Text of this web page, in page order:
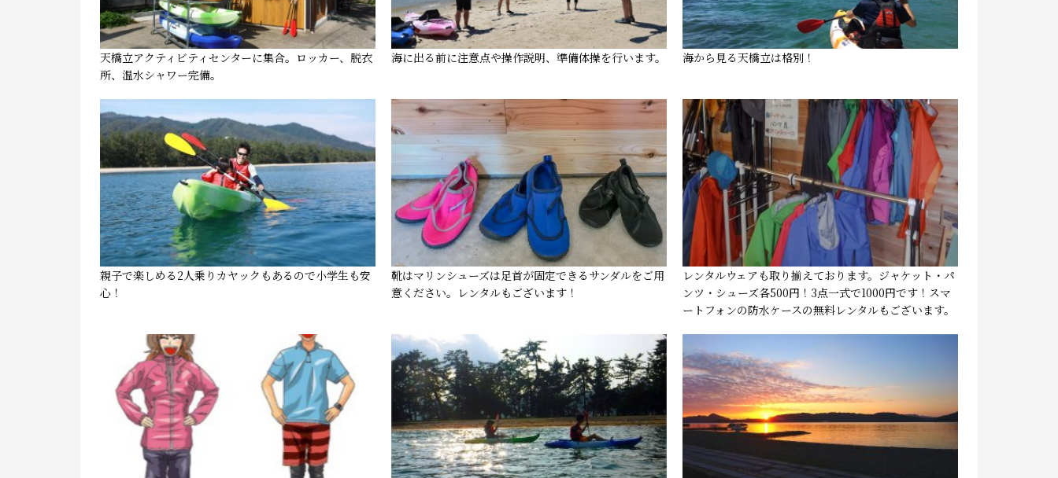
天橋立アクティビティセンターに集合。ロッカー、脱衣
所、温水シャワー完備。
海に出る前に注意点や操作説明、準備体操を行います。 海から見る天橋立は格別！
親子で楽しめる2人乗りカヤックもあるので小学生も安
心！
靴はマリンシューズは足首が固定できるサンダルをご用
意ください。レンタルもございます！
レンタルウェアも取り揃えております。ジャケット・パ
ンツ・シューズ各500円！3点一式で1000円です！スマ
ートフォンの防水ケースの無料レンタルもございます。